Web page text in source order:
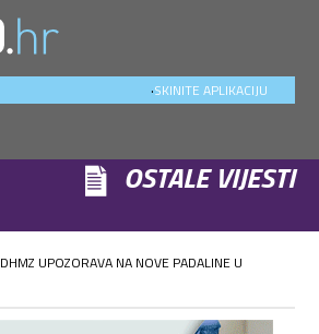
SKINITE APLIKACIJU
.
OSTALE VIJESTI
DHMZ UPOZORAVA NA NOVE PADALINE U